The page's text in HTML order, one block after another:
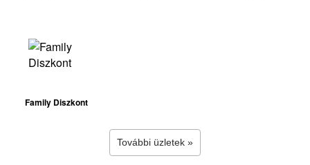
Family Diszkont
További üzletek »